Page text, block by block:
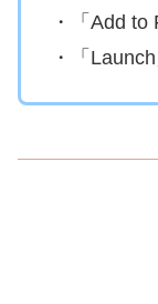
・「Add
・「